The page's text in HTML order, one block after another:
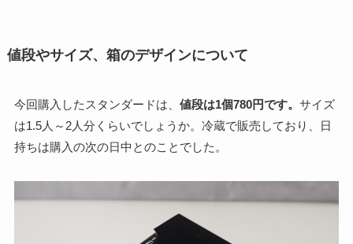
値段やサイズ、箱のデザインについて
今回購入したスタンダードは、 値段は1個780円です。 サイズ
は1.5人～2人分くらいでしょうか。冷蔵で販売しており、日
持ちは購入の次の日中とのことでした。